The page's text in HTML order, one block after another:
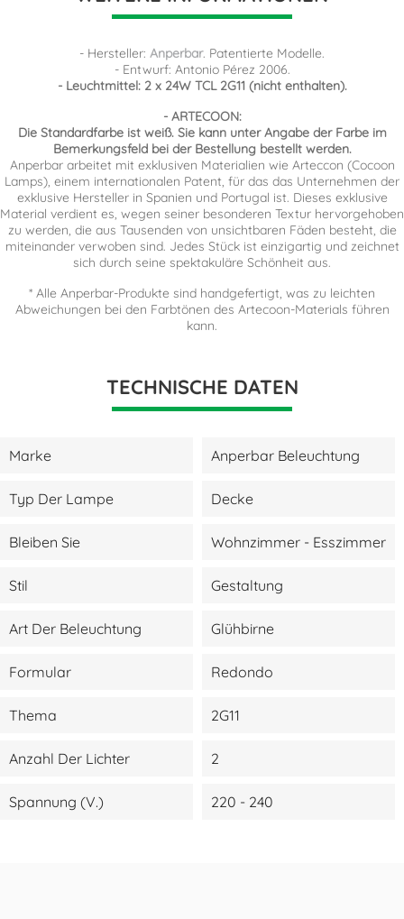
- Hersteller: Anperbar. Patentierte Modelle.
- Entwurf: Antonio Pérez 2006.
- Leuchtmittel: 2 x 24W TCL 2G11 (nicht enthalten).
- ARTECOON:
Die Standardfarbe ist weiß. Sie kann unter Angabe der Farbe im
Bemerkungsfeld bei der Bestellung bestellt werden.
Anperbar arbeitet mit exklusiven Materialien wie Arteccon (Cocoon
Lamps), einem internationalen Patent, für das das Unternehmen der
exklusive Hersteller in Spanien und Portugal ist. Dieses exklusive
Material verdient es, wegen seiner besonderen Textur hervorgehoben
zu werden, die aus Tausenden von unsichtbaren Fäden besteht, die
miteinander verwoben sind. Jedes Stück ist einzigartig und zeichnet
sich durch seine spektakuläre Schönheit aus.
* Alle Anperbar-Produkte sind handgefertigt, was zu leichten
Abweichungen bei den Farbtönen des Artecoon-Materials führen
kann.
TECHNISCHE DATEN
Marke Anperbar Beleuchtung
Typ Der Lampe Decke
Bleiben Sie Wohnzimmer - Esszimmer
Stil Gestaltung
Art Der Beleuchtung Glühbirne
Formular Redondo
Thema 2G11
Anzahl Der Lichter 2
Spannung (V.) 220 - 240